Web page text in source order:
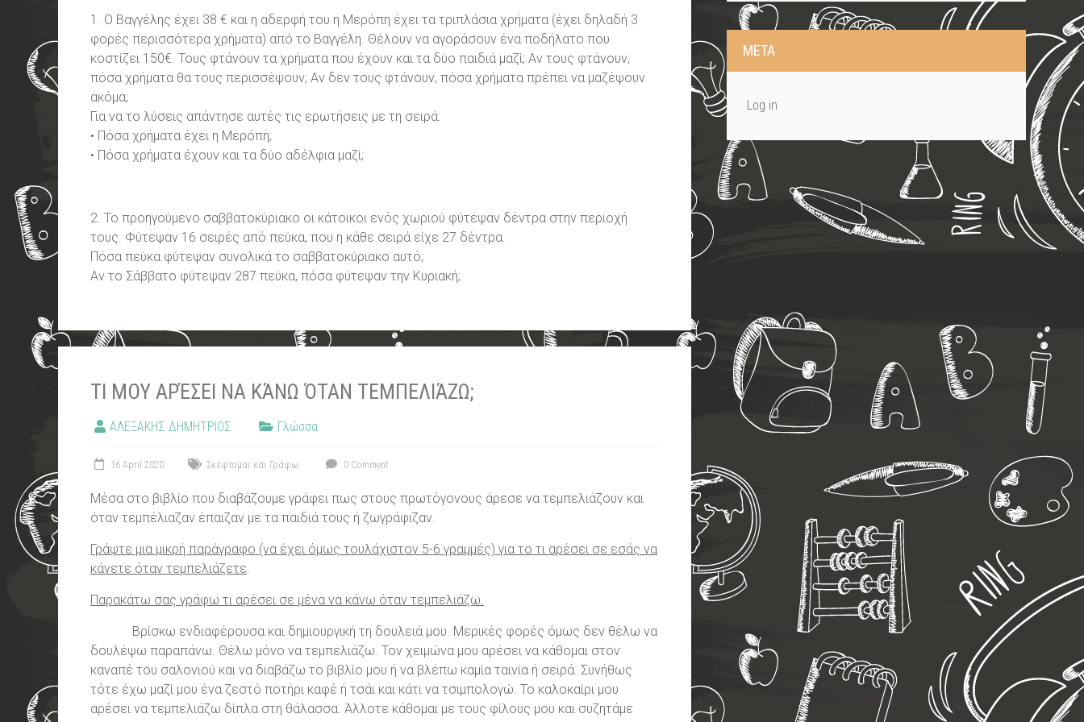
1. Ο Βαγγέλης έχει 38 € και η αδερφή του η Μερόπη έχει τα τριπλάσια χρήματα (έχει δηλαδή 3
φορές περισσότερα χρήματα) από το Βαγγέλη. Θέλουν να αγοράσουν ένα ποδήλατο που
κοστίζει 150€. Τους φτάνουν τα χρήματα που έχουν και τα δύο παιδιά μαζί; Αν τους φτάνουν,
πόσα χρήματα θα τους περισσέψουν; Αν δεν τους φτάνουν, πόσα χρήματα πρέπει να μαζέψουν
ακόμα;
Για να το λύσεις απάντησε αυτές τις ερωτήσεις με τη σειρά:
• Πόσα χρήματα έχει η Μερόπη;
• Πόσα χρήματα έχουν και τα δύο αδέλφια μαζί;
2. Το προηγούμενο σαββατοκύριακο οι κάτοικοι ενός χωριού φύτεψαν δέντρα στην περιοχή
τους. Φύτεψαν 16 σειρές από πεύκα, που η κάθε σειρά είχε 27 δέντρα.
Πόσα πεύκα φύτεψαν συνολικά το σαββατοκύριακο αυτό;
Αν το Σάββατο φύτεψαν 287 πεύκα, πόσα φύτεψαν την Κυριακή;
ΤΙ ΜΟΥ ΑΡΈΣΕΙ ΝΑ ΚΆΝΩ ΌΤΑΝ ΤΕΜΠΕΛΙΆΖΩ;
ΑΛΕΞΑΚΗΣ ΔΗΜΗΤΡΙΟΣ Γλώσσα
16 April 2020 Σκέφτομαι και Γράφω 0 Comment
Μέσα στο βιβλίο που διαβάζουμε γράφει πως στους πρωτόγονους άρεσε να τεμπελιάζουν και
όταν τεμπέλιαζαν έπαιζαν με τα παιδιά τους ή ζωγράφιζαν.
Γράψτε μια μικρή παράγραφο (να έχει όμως τουλάχιστον 5-6 γραμμές) για το τι αρέσει σε εσάς να
κάνετε όταν τεμπελιάζετε.
Παρακάτω σας γράφω τι αρέσει σε μένα να κάνω όταν τεμπελιάζω.
Βρίσκω ενδιαφέρουσα και δημιουργική τη δουλειά μου. Μερικές φορές όμως δεν θέλω να
δουλέψω παραπάνω. Θέλω μόνο να τεμπελιάζω. Τον χειμώνα μου αρέσει να κάθομαι στον
καναπέ του σαλονιού και να διαβάζω το βιβλίο μου ή να βλέπω καμία ταινία ή σειρά. Συνήθως
τότε έχω μαζί μου ένα ζεστό ποτήρι καφέ ή τσάι και κάτι να τσιμπολογώ. Το καλοκαίρι μου
αρέσει να τεμπελιάζω δίπλα στη θάλασσα. Άλλοτε κάθομαι με τους φίλους μου και συζητάμε
META
Log in